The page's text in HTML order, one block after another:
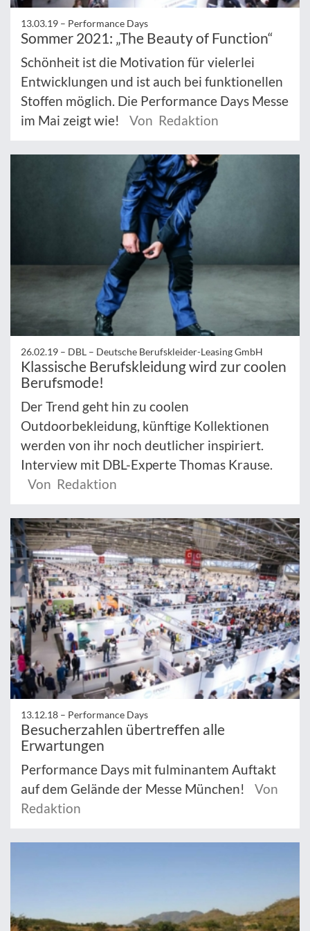
13.03.19 – Performance Days
Sommer 2021: „The Beauty of Function“
Schönheit ist die Motivation für vielerlei
Entwicklungen und ist auch bei funktionellen
Stoffen möglich. Die Performance Days Messe
im Mai zeigt wie!
Von Redaktion
26.02.19 – DBL – Deutsche Berufskleider-Leasing GmbH
Klassische Berufskleidung wird zur coolen
Berufsmode!
Der Trend geht hin zu coolen
Outdoorbekleidung, künftige Kollektionen
werden von ihr noch deutlicher inspiriert.
Interview mit DBL-Experte Thomas Krause.
Von Redaktion
13.12.18 – Performance Days
Besucherzahlen übertreffen alle
Erwartungen
Performance Days mit fulminantem Auftakt
auf dem Gelände der Messe München!
Von
Redaktion